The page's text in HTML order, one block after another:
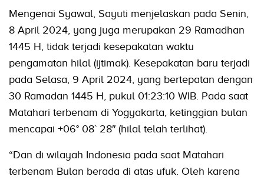
Mengenai Syawal, Sayuti menjelaskan pada Senin,
8 April 2024, yang juga merupakan 29 Ramadhan
1445 H, tidak terjadi kesepakatan waktu
pengamatan hilal (ijtimak). Kesepakatan baru terjadi
pada Selasa, 9 April 2024, yang bertepatan dengan
30 Ramadan 1445 H, pukul 01:23:10 WIB. Pada saat
Matahari terbenam di Yogyakarta, ketinggian bulan
mencapai +06° 08` 28″ (hilal telah terlihat).
“Dan di wilayah Indonesia pada saat Matahari
terbenam Bulan berada di atas ufuk. Oleh karena